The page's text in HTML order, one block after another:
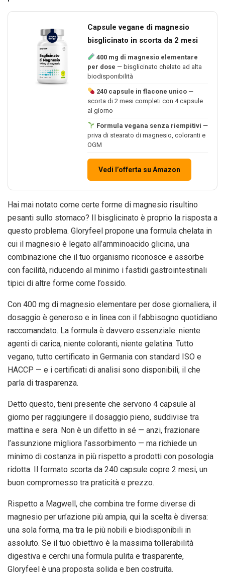
Capsule vegane di magnesio
bisglicinato in scorta da 2 mesi
400 mg di magnesio elementare
per dose — bisglicinato chelato ad alta
biodisponibilità
240 capsule in flacone unico—
scorta di 2 mesi completi con 4 capsule
al giorno
Formula vegana senza riempitivi —
priva di stearato di magnesio, coloranti e
OGM
Vedi l’offerta su Amazon
Hai mai notato come certe forme di magnesio risultino
pesanti sullo stomaco? Il bisglicinato è proprio la risposta a
questo problema. Gloryfeel propone una formula chelata in
cui il magnesio è legato all’amminoacido glicina, una
combinazione che il tuo organismo riconosce e assorbe
con facilità, riducendo al minimo i fastidi gastrointestinali
tipici di altre forme come l’ossido.
Con 400 mg di magnesio elementare per dose giornaliera, il
dosaggio è generoso e in linea con il fabbisogno quotidiano
raccomandato. La formula è davvero essenziale: niente
agenti di carica, niente coloranti, niente gelatina. Tutto
vegano, tutto certificato in Germania con standard ISO e
HACCP — e i certificati di analisi sono disponibili, il che
parla di trasparenza.
Detto questo, tieni presente che servono 4 capsule al
giorno per raggiungere il dosaggio pieno, suddivise tra
mattina e sera. Non è un difetto in sé — anzi, frazionare
l’assunzione migliora l’assorbimento — ma richiede un
minimo di costanza in più rispetto a prodotti con posologia
ridotta. Il formato scorta da 240 capsule copre 2 mesi, un
buon compromesso tra praticità e prezzo.
Rispetto a Magwell, che combina tre forme diverse di
magnesio per un’azione più ampia, qui la scelta è diversa:
una sola forma, ma tra le più nobili e biodisponibili in
assoluto. Se il tuo obiettivo è la massima tollerabilità
digestiva e cerchi una formula pulita e trasparente,
Gloryfeel è una proposta solida e ben costruita.